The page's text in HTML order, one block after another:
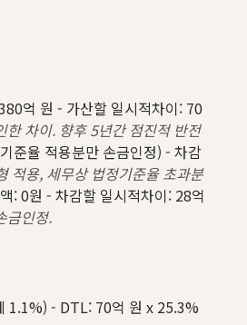
억 원 - 가산할 일시적차이: 70
차이. 향후 5년간 점진적 반전
준율 적용분만 손금인정) - 차감
적용, 세무상 법정기준율 초과분
: 0원 - 차감할 일시적차이: 28억
금인정.
1.1%) - DTL: 70억 원 x 25.3%